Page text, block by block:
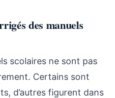
des manuels
scolaires ne sont pas
Certains sont
d’autres figurent dans